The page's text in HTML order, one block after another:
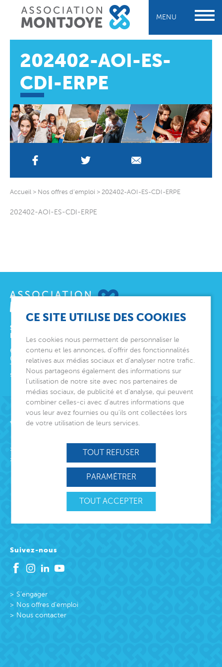
MENU
202402-AOI-ES-
CDI-ERPE
Accueil > Nos offres d’emploi > 202402-AOI-ES-CDI-ERPE
202402-AOI-ES-CDI-ERPE
SIÈGE SOCIAL
ET DIRECTION GÉNÉRALE
6 avenue Édith Cavell
06000 Nice
Tél.
siege@montjoye.org
Acteur de lien social
Protection Enfance et Familles
Accueil des victimes
Accueil des victimes
Citoyenneté active
Suivez-nous
S’engager
Nos offres d’emploi
Nous contacter
CE SITE UTILISE DES COOKIES
Les cookies nous permettent de personnaliser le
contenu et les annonces, d’offrir des fonctionnalités
relatives aux médias sociaux et d’analyser notre trafic.
Nous partageons également des informations sur
l’utilisation de notre site avec nos partenaires de
médias sociaux, de publicité et d’analyse, qui peuvent
combiner celles-ci avec d’autres informations que
vous leur avez fournies ou qu’ils ont collectées lors
de votre utilisation de leurs services.
TOUT ACCEPTER
TOUT REFUSER
PARAMÉTRER